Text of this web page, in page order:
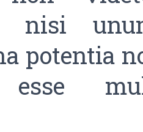
nisi
potentia
esse